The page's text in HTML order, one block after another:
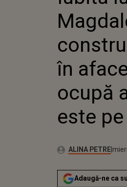
în
ocupă
este
Autor:ALINA PETRE
Adaugă-ne ca